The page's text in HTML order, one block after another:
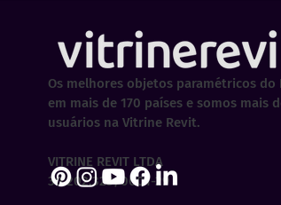
Os melhores objetos paramétricos do
em mais de 170 países e somos mais
usuários na Vitrine Revit.
VITRINE REVIT LTDA
30.202.323/0001-29